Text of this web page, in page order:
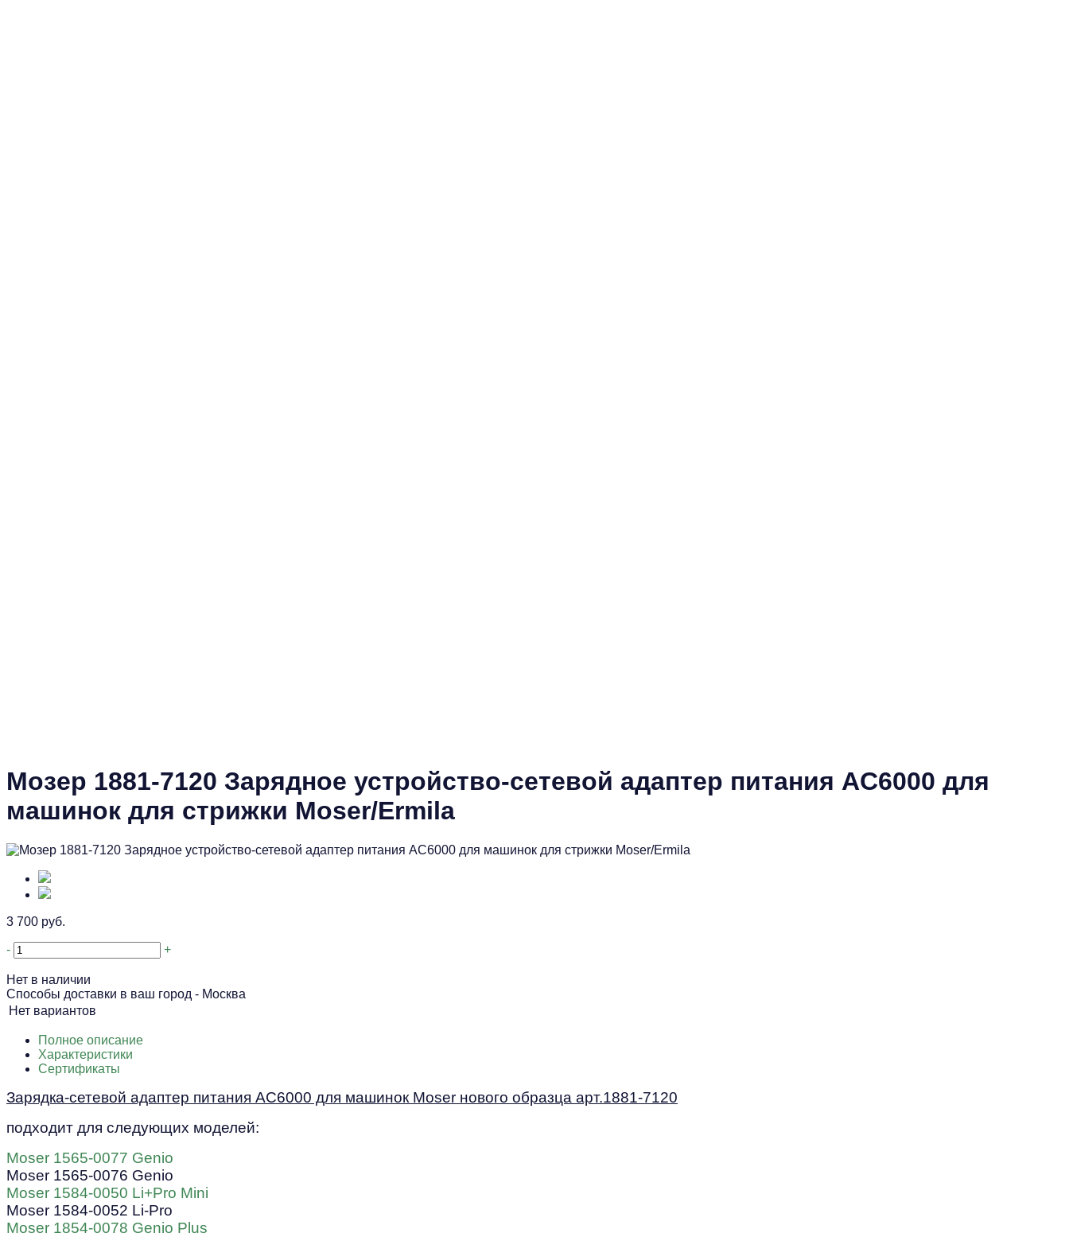
Мозер 1881-7120 Зарядное устройство-сетевой адаптер питания AC6000 для
машинок для стрижки Moser/Ermila
3 700 руб.
- +
Нет в наличии
Способы доставки в ваш город - Москва
Нет вариантов
Полное описание
Характеристики
Сертификаты
Зарядка-сетевой адаптер питания AC6000 для машинок Moser нового образца арт.1881-7120
подходит для следующих моделей:
Moser 1565-0077 Genio
Moser 1565-0076 Genio
Moser 1584-0050 Li+Pro Mini
Moser 1584-0052 Li-Pro
Moser 1854-0078 Genio Plus